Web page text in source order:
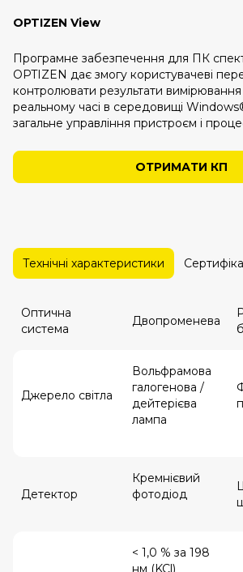
OPTIZEN View
Програмне забезпечення для ПК
OPTIZEN дає змогу користувачеві
контролювати результати вимірювання
реальному часі в середовищі
загальне управління пристроєм і
ОТРИМАТИ КП
Технічні характеристики
Оптична
система
Двопроменева
Джерело світла
Вольфрамова
галогенова /
дейтерієва
лампа
Детектор
Кремнієвий
фотодіод
< 1,0 % за 198
нм (KCl)